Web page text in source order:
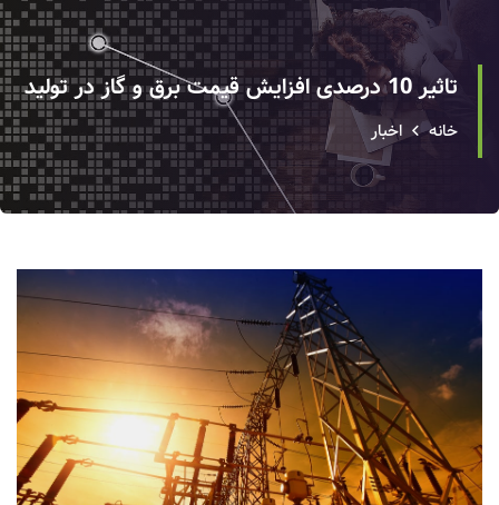
تاثیر 10 درصدی افزایش قیمت برق و گاز در تولید
خانه اخبار